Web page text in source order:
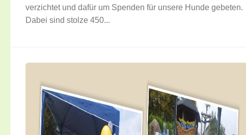
verzichtet und dafür um Spenden für unsere Hunde gebeten.
Dabei sind stolze 450...